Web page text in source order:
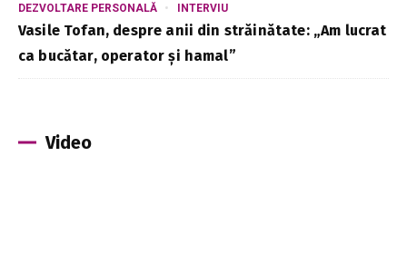
DEZVOLTARE PERSONALĂ
INTERVIU
Vasile Tofan, despre anii din străinătate: „Am lucrat
ca bucătar, operator și hamal”
Video